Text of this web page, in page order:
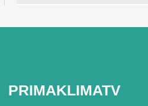
PRIMAKLIMATV